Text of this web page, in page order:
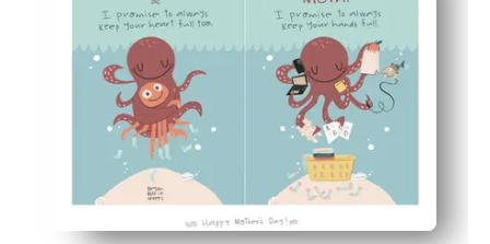
Sztuka pamiątkowa - wesoła ośmiornica Megan
Klasa lub dom - szybka aktywność na Dzień Matki